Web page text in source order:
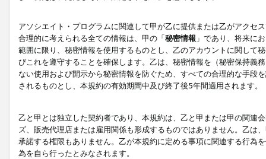
アソシエイト・プログラムに関連して甲が乙に提供または乙がアクセ
合理的に考えられる全ての情報は、甲の「秘密情報 」であり、将来に
範囲に限り、秘密情報を使用するものとし、乙のアカウントに関して
びこれを遵守することを確保します。乙は、秘密情報を（秘密保持義
ない使用および開示から秘密情報を防ぐため、すべての合理的な手段
されるものとし、本規約の有効期間中及び終了後5年間適用されます。
乙と甲とは独立した契約者であり、本規約は、乙と甲または甲の関連
ズ、販売代理店または雇用関係も形成するものではありません。乙は
承諾する権限もありません。乙が本規約に定める事項に関連する行為
為を自ら行ったとみなされます。